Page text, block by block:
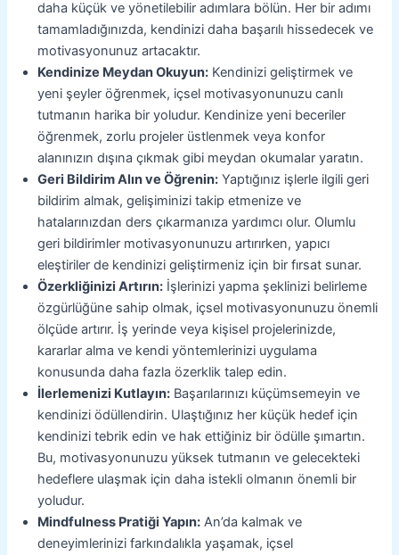
daha küçük ve yönetilebilir adımlara bölün. Her bir adımı
tamamladığınızda, kendinizi daha başarılı hissedecek ve
motivasyonunuz artacaktır.
Kendinize Meydan Okuyun: Kendinizi geliştirmek ve
yeni şeyler öğrenmek, içsel motivasyonunuzu canlı
tutmanın harika bir yoludur. Kendinize yeni beceriler
öğrenmek, zorlu projeler üstlenmek veya konfor
alanınızın dışına çıkmak gibi meydan okumalar yaratın.
Geri Bildirim Alın ve Öğrenin: Yaptığınız işlerle ilgili geri
bildirim almak, gelişiminizi takip etmenize ve
hatalarınızdan ders çıkarmanıza yardımcı olur. Olumlu
geri bildirimler motivasyonunuzu artırırken, yapıcı
eleştiriler de kendinizi geliştirmeniz için bir fırsat sunar.
Özerkliğinizi Artırın: İşlerinizi yapma şeklinizi belirleme
özgürlüğüne sahip olmak, içsel motivasyonunuzu önemli
ölçüde artırır. İş yerinde veya kişisel projelerinizde,
kararlar alma ve kendi yöntemlerinizi uygulama
konusunda daha fazla özerklik talep edin.
İlerlemenizi Kutlayın: Başarılarınızı küçümsemeyin ve
kendinizi ödüllendirin. Ulaştığınız her küçük hedef için
kendinizi tebrik edin ve hak ettiğiniz bir ödülle şımartın.
Bu, motivasyonunuzu yüksek tutmanın ve gelecekteki
hedeflere ulaşmak için daha istekli olmanın önemli bir
yoludur.
Mindfulness Pratiği Yapın: An’da kalmak ve
deneyimlerinizi farkındalıkla yaşamak, içsel